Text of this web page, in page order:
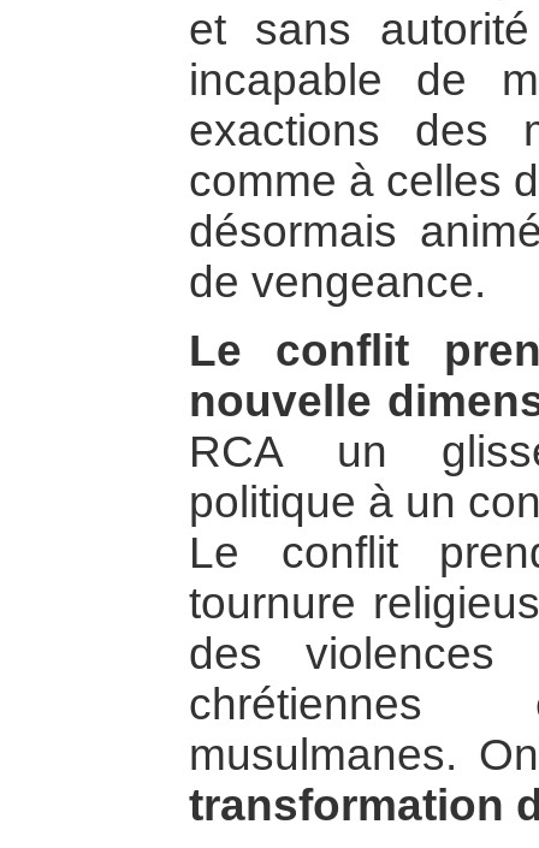
et sans
incapable de
exactions des
comme à celles
désormais
de vengeance.
Le conflit
nouvelle
RCA un
politique à un
Le conflit
tournure
des violences
chrétiennes
musulmanes.
transformation